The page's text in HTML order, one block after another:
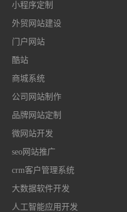
小程序定制
外贸网站建设
门户网站
酷站
商城系统
公司网站制作
品牌网站定制
微网站开发
seo网站推广
crm客户管理系统
大数据软件开发
人工智能应用开发